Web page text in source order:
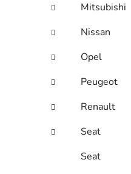
Mitsubishi
Nissan
Opel
Peugeot
Renault
Seat
Seat